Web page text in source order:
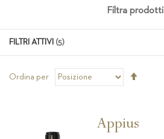
Ordina per
Appius
Filtra prodotti
FILTRI ATTIVI